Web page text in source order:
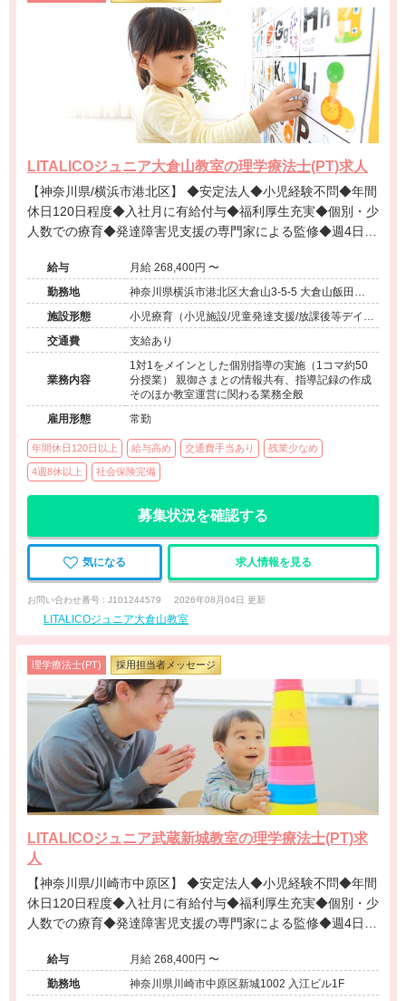
LITALICOジュニア大倉山教室の理学療法士(PT)求人
【神奈川県/横浜市港北区】 ◆安定法人◆小児経験不問◆年間
休日120日程度◆入社月に有給付与◆福利厚生充実◆個別・少
人数での療育◆発達障害児支援の専門家による監修◆週4日勤
給与
月給 268,400円 〜
勤務地
神奈川県横浜市港北区大倉山3-5-5 大倉山飯田ビ
ル203号室
施設形態
小児療育（小児施設/児童発達支援/放課後等デイサ
ービス）
交通費 支給あり
業務内容
1対1をメインとした個別指導の実施（1コマ約50
分授業） 親御さまとの情報共有、指導記録の作成
そのほか教室運営に関わる業務全般
雇用形態
常勤
年間休日120日以上 給与高め 交通費手当あり 残業少なめ
4週8休以上 社会保険完備
募集状況を確認する
気になる 求人情報を見る
お問い合わせ番号 : J101244579 2026年08月04日 更新
LITALICOジュニア大倉山教室
理学療法士(PT) 採用担当者メッセージ
LITALICOジュニア武蔵新城教室の理学療法士(PT)求
人
【神奈川県/川崎市中原区】 ◆安定法人◆小児経験不問◆年間
休日120日程度◆入社月に有給付与◆福利厚生充実◆個別・少
人数での療育◆発達障害児支援の専門家による監修◆週4日勤
給与
月給 268,400円 〜
勤務地
神奈川県川崎市中原区新城1002 入江ビル1F